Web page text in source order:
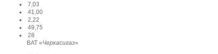
7,03
41,00
2,22
49,75
28
ВАТ «Черкасигаз»